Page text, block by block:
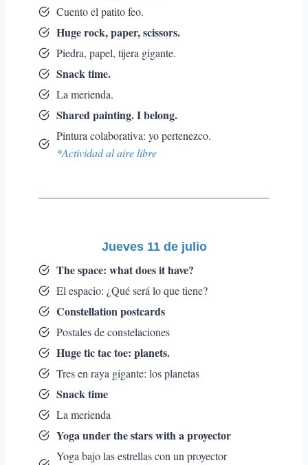
Cuento el patito feo.
Huge rock, paper, scissors.
Piedra, papel, tijera gigante.
Snack time.
La merienda.
Shared painting. I belong.
Pintura colaborativa: yo pertenezco.
*Actividad al aire libre
Jueves 11 de julio
The space: what does it have?
El espacio: ¿Qué será lo que tiene?
Constellation postcards
Postales de constelaciones
Huge tic tac toe: planets.
Tres en raya gigante: los planetas
Snack time
La merienda
Yoga under the stars with a proyector
Yoga bajo las estrellas con un proyector